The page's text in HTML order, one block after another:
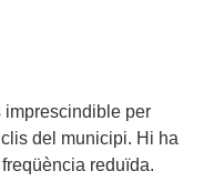
imprescindible per
del municipi. Hi ha
reduïda.